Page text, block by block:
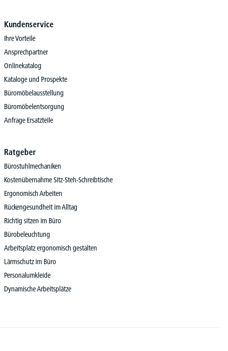
Kundenservice
Ihre Vorteile
Ansprechpartner
Onlinekatalog
Kataloge und Prospekte
Büromöbelausstellung
Büromöbelentsorgung
Anfrage Ersatzteile
Ratgeber
Bürostuhlmechaniken
Kostenübernahme Sitz-Steh-Schreibtische
Ergonomisch Arbeiten
Rückengesundheit im Alltag
Richtig sitzen im Büro
Bürobeleuchtung
Arbeitsplatz ergonomisch gestalten
Lärmschutz im Büro
Personalumkleide
Dynamische Arbeitsplätze